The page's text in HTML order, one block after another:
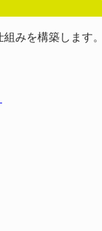
みを構築します。